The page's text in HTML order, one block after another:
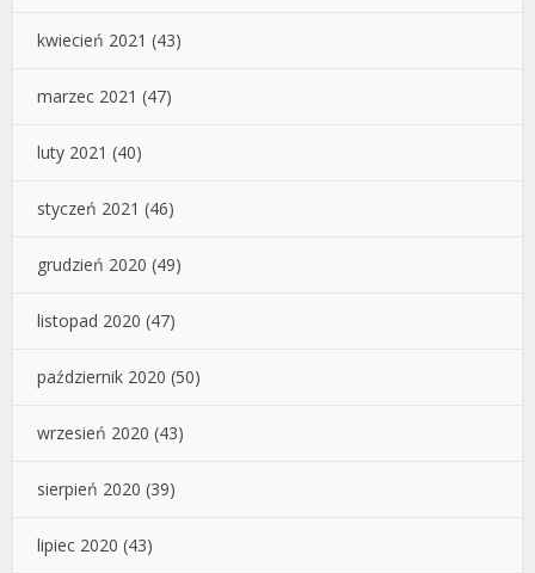
kwiecień 2021 (43)
marzec 2021 (47)
luty 2021 (40)
styczeń 2021 (46)
grudzień 2020 (49)
listopad 2020 (47)
październik 2020 (50)
wrzesień 2020 (43)
sierpień 2020 (39)
lipiec 2020 (43)